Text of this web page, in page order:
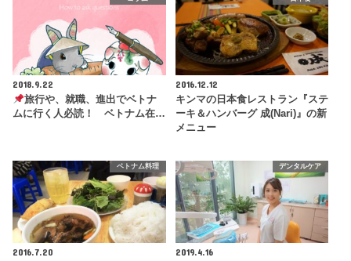
2018.9.22
旅行や、就職、進出でベトナ
ムに行く人必読！ ベトナム在…
2016.12.12
キンマの日本食レストラン『ステ
ーキ＆ハンバーグ 成(Nari)』の新
メニュー
ベトナム料理
2016.7.20
デンタルケア
2019.4.16